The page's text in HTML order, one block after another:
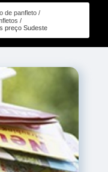
de panfleto
preço Sudeste